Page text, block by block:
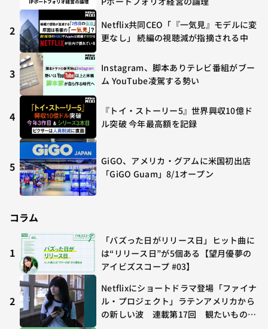
2
Netflix共同CEO「『一気見』モデルに変
更なし」 続編の視聴減が指摘される中
3
Instagram、脚本ありテレビ番組がブー
ム YouTube凌駕する勢い
4
『トイ・ストーリー5』世界興収10億ド
ル突破 今年最高額を記録
5
GiGO、アメリカ・グアムに米国初出店
「GiGO Guam」8/1オープン
コラム
1
「バズった日がリリース日」ヒット曲に
は“リリース日”が5個ある【望月優夢の
アイビズスコープ #03】
2
Netflixにショートドラマ登場「ファイナ
ル・プロジェクト」ラテンアメリカから
の新しい波 連載第17回 観たいものが